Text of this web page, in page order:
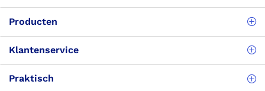
Producten
Klantenservice
Praktisch